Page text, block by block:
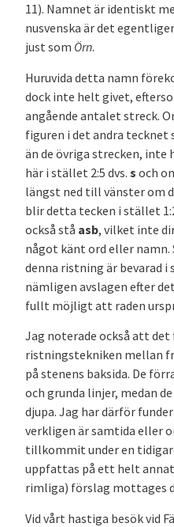
11). Namnet är identiskt
nusvenska är det
just som Örn.
Huruvida detta namn
dock inte helt givet,
angående antalet streck.
figuren i det andra tecknet
än de övriga strecken,
här i stället 2:5 dvs. s och
längst ned till vänster om
blir detta tecken i stället
också stå asb, vilket inte
något känt ord eller
denna ristning är bevarad i
nämligen avslagen efter
fullt möjligt att raden
Jag noterade också att
ristningstekniken mellan
på stenens baksida. De
och grunda linjer, medan
djupa. Jag har därför
verkligen är samtida eller
tillkommit under en
uppfattas på ett helt
rimliga) förslag mottages
Vid vårt hastiga besök vid